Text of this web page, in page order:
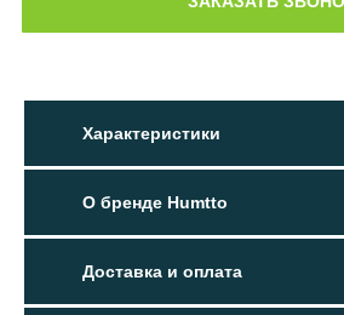
Характеристики
О бренде Humtto
Доставка и оплата